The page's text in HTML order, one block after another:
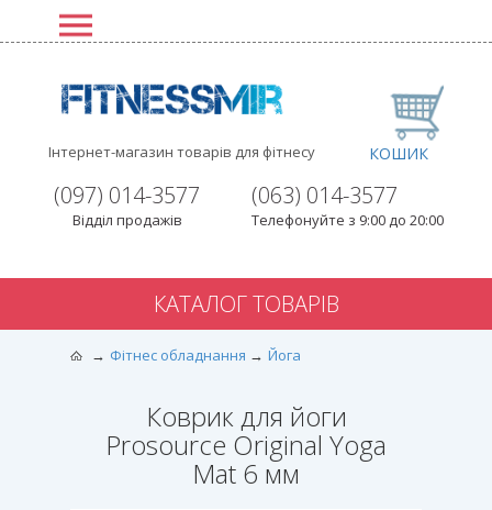
Інтернет-магазин товарів для фітнесу
(063) 014-3577
Телефонуйте з 9:00 до 20:00
(097) 014-3577
Відділ продажів
КОШИК
КАТАЛОГ ТОВАРІВ
Фітнес обладнання Йога
Коврик для йоги
Prosource Original Yoga
Mat 6 мм